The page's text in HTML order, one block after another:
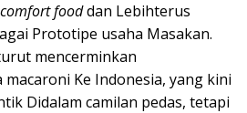
comfort fooddan Lebihterus
Prototipe usaha Masakan.
mencerminkan
Ke Indonesia, yang kini
Didalam camilan pedas, tetapi